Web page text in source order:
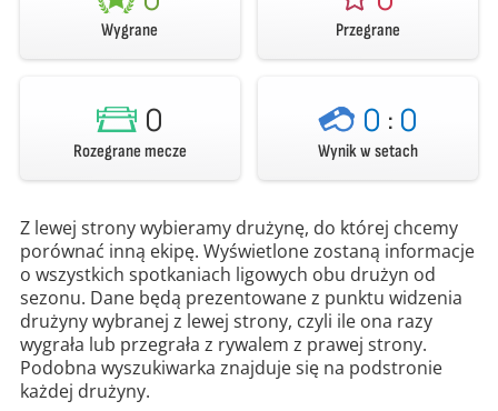
Wygrane Przegrane
0
Rozegrane mecze
0 : 0
Wynik w setach
Z lewej strony wybieramy drużynę, do której chcemy
porównać inną ekipę. Wyświetlone zostaną informacje
o wszystkich spotkaniach ligowych obu drużyn od
sezonu. Dane będą prezentowane z punktu widzenia
drużyny wybranej z lewej strony, czyli ile ona razy
wygrała lub przegrała z rywalem z prawej strony.
Podobna wyszukiwarka znajduje się na podstronie
każdej drużyny.